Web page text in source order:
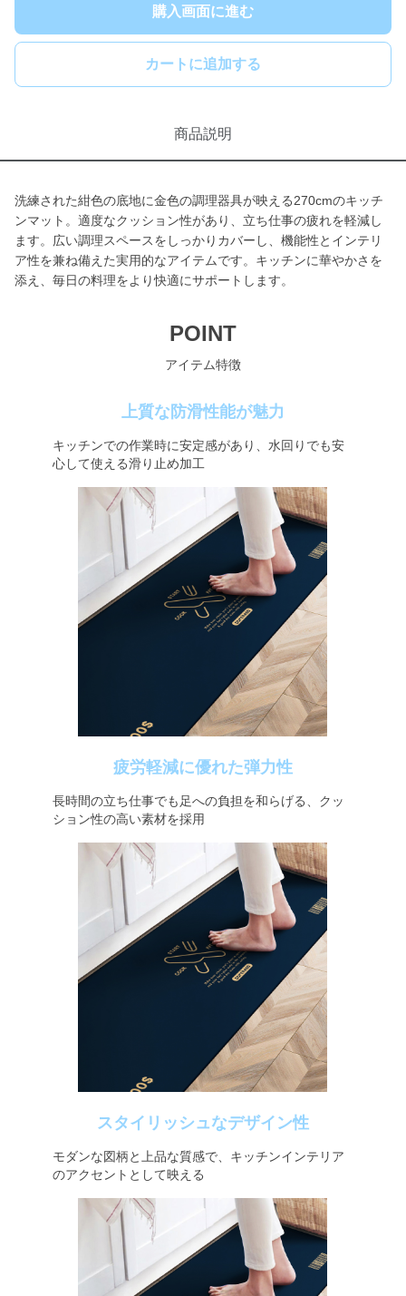
購入画面に進む
カートに追加する
商品説明
洗練された紺色の底地に金色の調理器具が映える270cmのキッチ
ンマット。適度なクッション性があり、立ち仕事の疲れを軽減し
ます。広い調理スペースをしっかりカバーし、機能性とインテリ
ア性を兼ね備えた実用的なアイテムです。キッチンに華やかさを
添え、毎日の料理をより快適にサポートします。
POINT
アイテム特徴
上質な防滑性能が魅力
キッチンでの作業時に安定感があり、水回りでも安
心して使える滑り止め加工
疲労軽減に優れた弾力性
長時間の立ち仕事でも足への負担を和らげる、クッ
ション性の高い素材を採用
スタイリッシュなデザイン性
モダンな図柄と上品な質感で、キッチンインテリア
のアクセントとして映える